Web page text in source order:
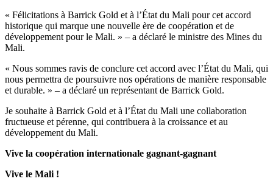
« Félicitations à Barrick Gold et à l’État du Mali pour cet accord
historique qui marque une nouvelle ère de coopération et de
développement pour le Mali. » – a déclaré le ministre des Mines du
Mali.
« Nous sommes ravis de conclure cet accord avec l’État du Mali, qui
nous permettra de poursuivre nos opérations de manière responsable
et durable. » – a déclaré un représentant de Barrick Gold.
Je souhaite à Barrick Gold et à l’État du Mali une collaboration
fructueuse et pérenne, qui contribuera à la croissance et au
développement du Mali.
Vive la coopération internationale gagnant-gagnant
Vive le Mali !